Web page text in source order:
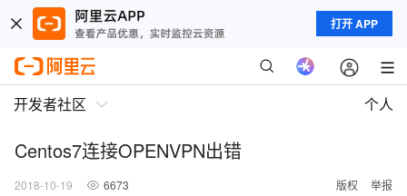
打开 APP
开发者社区 个人
Centos7连接OPENVPN出错
2018-10-19 6673 版权 举报